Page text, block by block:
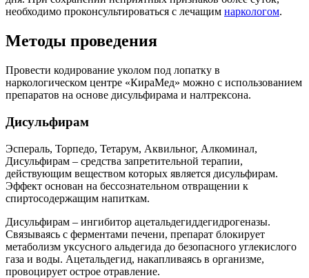
необходимо проконсультироваться с лечащим наркологом.
Методы проведения
Провести кодирование уколом под лопатку в
наркологическом центре «КираМед» можно с использованием
препаратов на основе дисульфирама и налтрексона.
Дисульфирам
Эспераль, Торпедо, Тетарум, Аквильног, Алкоминал,
Дисульфирам – средства запретительной терапии,
действующим веществом которых является дисульфирам.
Эффект основан на бессознательном отвращении к
спиртосодержащим напиткам.
Дисульфирам – ингибитор ацетальдегиддегидрогеназы.
Связываясь с ферментами печени, препарат блокирует
метаболизм уксусного альдегида до безопасного углекислого
газа и воды. Ацетальдегид, накапливаясь в организме,
провоцирует острое отравление.